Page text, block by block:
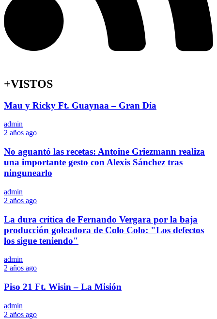
+VISTOS
Mau y Ricky Ft. Guaynaa – Gran Día
admin
2 años ago
No aguantó las recetas: Antoine Griezmann realiza
una importante gesto con Alexis Sánchez tras
ningunearlo
admin
2 años ago
La dura crítica de Fernando Vergara por la baja
producción goleadora de Colo Colo: "Los defectos
los sigue teniendo"
admin
2 años ago
Piso 21 Ft. Wisin – La Misión
admin
2 años ago